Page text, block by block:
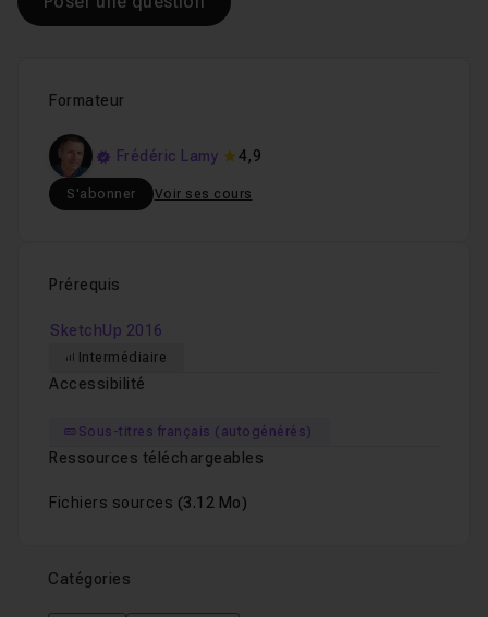
Formateur
Frédéric Lamy 4,9
S'abonner Voir ses cours
Prérequis
SketchUp 2016
Intermédiaire
Accessibilité
Sous-titres français (autogénérés)
Ressources téléchargeables
Fichiers sources (3.12 Mo)
Catégories